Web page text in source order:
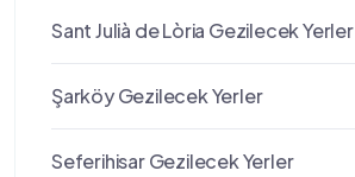
Sant Julià de Lòria Gezilecek Yerler
Şarköy Gezilecek Yerler
Seferihisar Gezilecek Yerler